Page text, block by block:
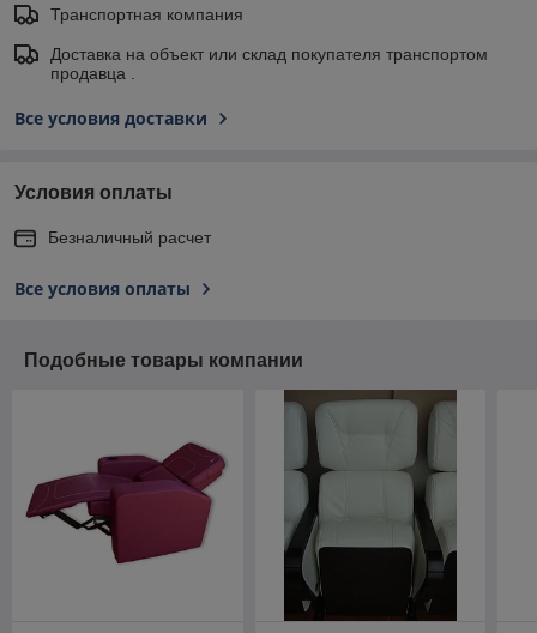
Транспортная компания
Доставка на объект или склад покупателя транспортом
продавца .
Все условия доставки
Условия оплаты
Безналичный расчет
Все условия оплаты
Подобные товары компании